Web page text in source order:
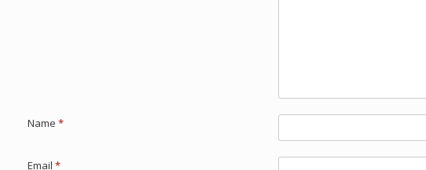
Name *
Email *